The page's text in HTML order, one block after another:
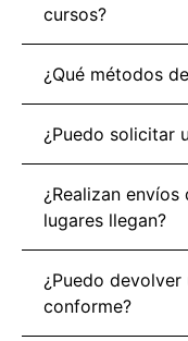
cursos?
¿Qué métodos
¿Puedo solicitar
¿Realizan
lugares llegan?
¿Puedo
conforme?